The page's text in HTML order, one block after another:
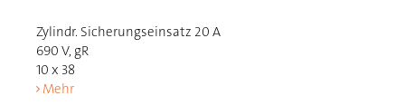
Zylindr. Sicherungseinsatz 20 A
690 V, gR
10 x 38
Mehr